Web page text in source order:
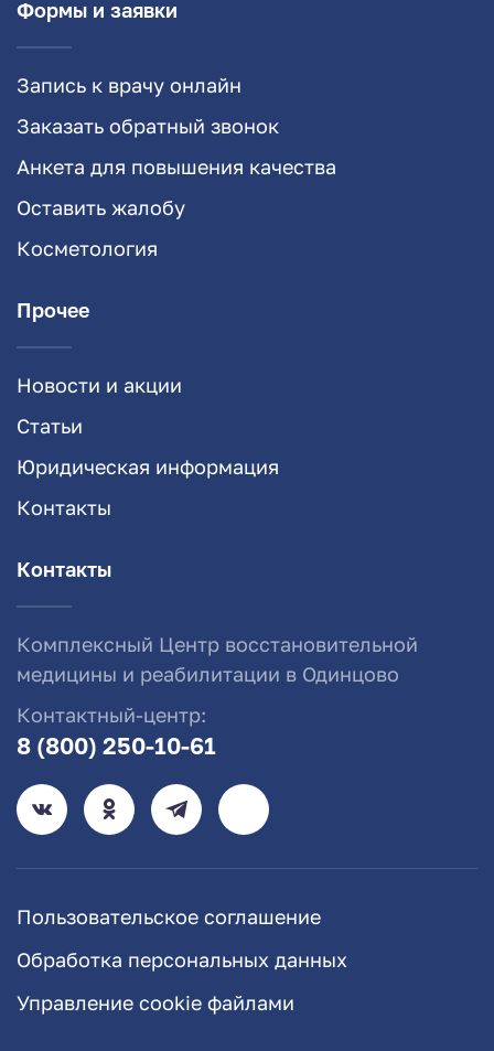
Формы и заявки
Запись к врачу онлайн
Заказать обратный звонок
Анкета для повышения качества
Оставить жалобу
Косметология
Прочее
Новости и акции
Статьи
Юридическая информация
Контакты
Контакты
Комплексный Центр восстановительной
медицины и реабилитации в Одинцово
Контактный-центр:
8 (800) 250-10-61
Пользовательское соглашение
Обработка персональных данных
Управление cookie файлами